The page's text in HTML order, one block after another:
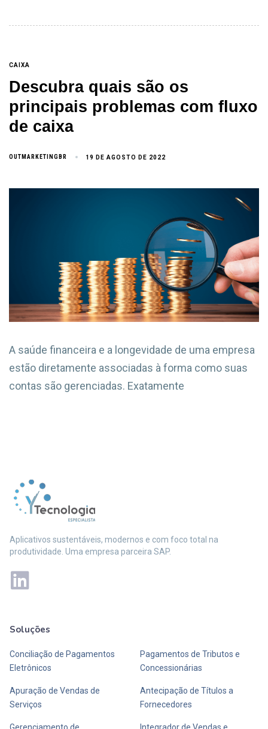
CAIXA
Descubra quais são os
principais problemas com fluxo
de caixa
OUTMARKETINGBR 19 DE AGOSTO DE 2022
A saúde financeira e a longevidade de uma empresa
estão diretamente associadas à forma como suas
contas são gerenciadas. Exatamente
Aplicativos sustentáveis, modernos e com foco total na
produtividade. Uma empresa parceira SAP.
Soluções
Conciliação de Pagamentos
Eletrônicos
Apuração de Vendas de
Serviços
Pagamentos de Tributos e
Concessionárias
Antecipação de Títulos a
Fornecedores